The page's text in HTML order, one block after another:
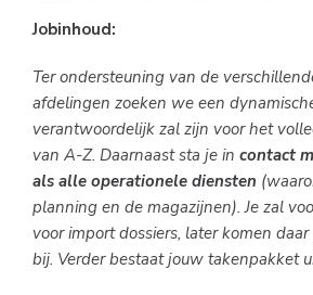
Jobinhoud:
Ter ondersteuning van de
afdelingen zoeken we een
verantwoordelijk zal zijn voor het
van A-Z. Daarnaast sta je in contact
als alle operationele diensten
planning en de magazijnen). Je zal
voor import dossiers, later komen
bij. Verder bestaat jouw takenpakket